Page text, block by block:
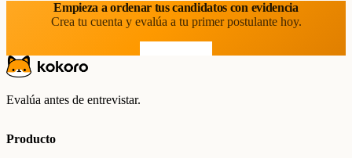
Empieza a ordenar tus candidatos con evidencia
Crea tu cuenta y evalúa a tu primer postulante hoy.
Evalúa antes de entrevistar.
Producto